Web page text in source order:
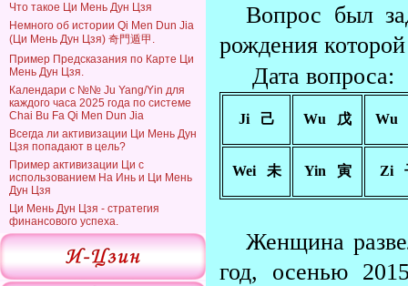
Что такое Ци Мень Дун Цзя
Немного об истории Qi Men Dun Jia
(Ци Мень Дун Цзя) 奇門遁甲.
Пример Предсказания по Карте Ци
Мень Дун Цзя.
Календари с №№ Ju Yang/Yin для
каждого часа 2025 года по системе
Chai Bu Fa Qi Men Dun Jia
Всегда ли активизации Ци Мень Дун
Цзя попадают в цель?
Пример активизации Ци с
использованием На Инь и Ци Мень
Дун Цзя
Ци Мень Дун Цзя - стратегия
финансового успеха.
Вопрос был
рождения
Дата вопроса:
Ji   己 Wu   戊 Wu
Wei   未 Yin   寅 Zi
Женщина
год, осенью